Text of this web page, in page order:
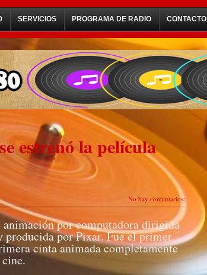
SERVICIOS PROGRAMA DE RADIO CONTACTO
estrenó la película
No hay comentarios:
por computadora dirigida
producida por Pixar. Fue el primer
cinta animada completamente